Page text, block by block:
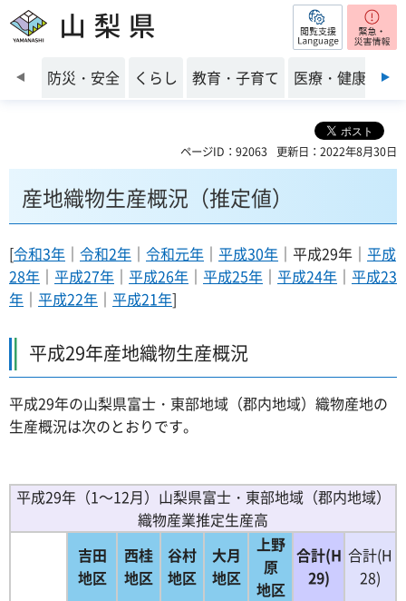
山梨県 閲覧支援
前のスライドを表示
防災・安全 くらし 教育・子育て 医療・健康・福
ページID：92063 更新日：2022年8月30日
産地織物生産概況（推定値）
[令和3年 ｜ 令和2年 ｜ 令和元年 ｜ 平成30年 ｜平成29年｜ 平成
28年 ｜ 平成27年 ｜ 平成26年 ｜ 平成25年 ｜ 平成24年 ｜ 平成23
年 ｜ 平成22年 ｜ 平成21年]
平成29年産地織物生産概況
平成29年の山梨県富士・東部地域（郡内地域）織物産地の
生産概況は次のとおりです。
平成29年（1～12月）山梨県富士・東部地域（郡内地域）
織物産業推定生産高
吉田
地区
西桂
地区
谷村
地区
大月
地区
上野
原
地区
合計(H
29)
合計(H
28)